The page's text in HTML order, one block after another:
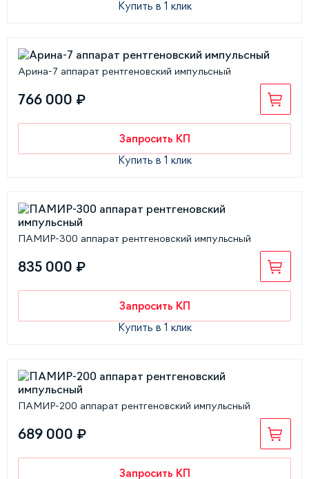
Купить в 1 клик
Арина-7 аппарат рентгеновский импульсный
766 000 ₽
Запросить КП
Купить в 1 клик
ПАМИР-300 аппарат рентгеновский импульсный
835 000 ₽
Запросить КП
Купить в 1 клик
ПАМИР-200 аппарат рентгеновский импульсный
689 000 ₽
Запросить КП